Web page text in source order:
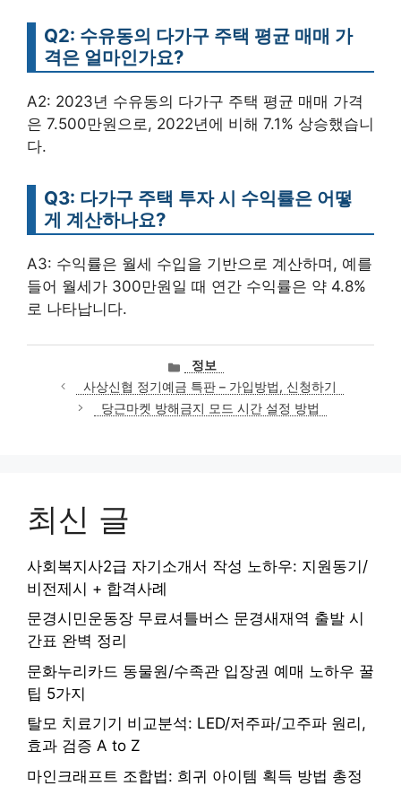
Q2: 수유동의 다가구 주택 평균 매매 가
격은 얼마인가요?
A2: 2023년 수유동의 다가구 주택 평균 매매 가격
은 7.500만원으로, 2022년에 비해 7.1% 상승했습니
다.
Q3: 다가구 주택 투자 시 수익률은 어떻
게 계산하나요?
A3: 수익률은 월세 수입을 기반으로 계산하며, 예를
들어 월세가 300만원일 때 연간 수익률은 약 4.8%
로 나타납니다.
카
테
고
리
정보
사상신협 정기예금 특판 – 가입방법, 신청하기
당근마켓 방해금지 모드 시간 설정 방법
최신 글
사회복지사2급 자기소개서 작성 노하우: 지원동기/
비전제시 + 합격사례
문경시민운동장 무료셔틀버스 문경새재역 출발 시
간표 완벽 정리
문화누리카드 동물원/수족관 입장권 예매 노하우 꿀
팁 5가지
탈모 치료기기 비교분석: LED/저주파/고주파 원리,
효과 검증 A to Z
마인크래프트 조합법: 희귀 아이템 획득 방법 총정